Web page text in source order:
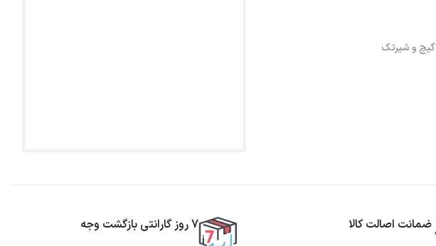
گیچ و شیرتک
ضمانت اصالت کالا 7 روز گارانتی بازگشت وجه